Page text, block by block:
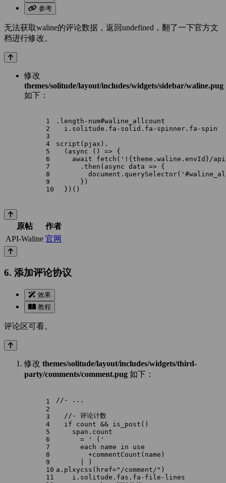
参考
无法获取waline的评论数据，返回undefined，翻了一下官方文
档进行修改。
修改
themes/solitude/layout/includes/widgets/sidebar/waline.pug
如下：
1
2
3
4
5
6
7
8
9
10
.length-num#waline_allcount
  i.solitude.fa-solid.fa-spinner.fa-spin
script(pjax).
  (async () => {
await fetch('!{theme.waline.envId}/
      .then(async data => {
      })
  })()
原帖
作者
API-Waline 官网
6. 添加评论协议
效果
教程
评论区可看。
修改 themes/solitude/layout/includes/widgets/third-
party/comments/comment.pug 如下：
1
2
3
4
5
6
7
8
9
10
11
//- ...
  //- 评论计数
  if count && is_post()
    span.count
      = ' ('
      each name in use
        +commentCount(name)
      | )
a.plxycss(href="/comment/")
    i.solitude.fas.fa-file-lines